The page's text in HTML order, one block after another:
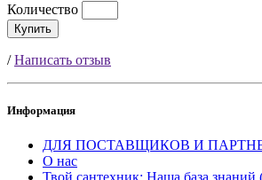
Количество
Купить
/Написать отзыв
Информация
ДЛЯ ПОСТАВЩИКОВ И
О нас
Твой сантехник: Наша база знаний